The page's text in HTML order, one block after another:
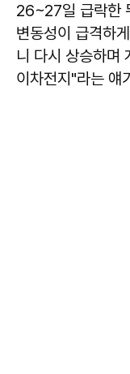
26~27일 급락한
변동성이 급격하
니 다시 상승하며
이차전지"라는 얘